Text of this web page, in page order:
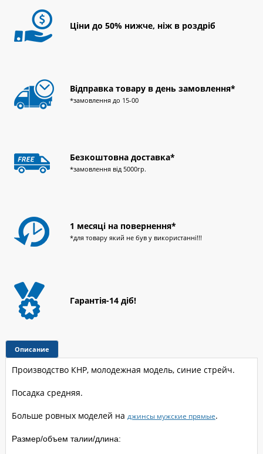
Ціни до 50% нижче, ніж в роздріб
Відправка товару в день замовлення*
*замовлення до 15-00
Безкоштовна доставка*
*замовлення від 5000гр.
1 месяці на повернення*
*для товару який не був у використанні!!!
Гарантія-14 діб!
Описание
Производство КНР, молодежная модель, cиние стрейч.
Посадка средняя.
Больше ровных моделей на джинсы мужские прямые.
Размер/объем талии/длина: